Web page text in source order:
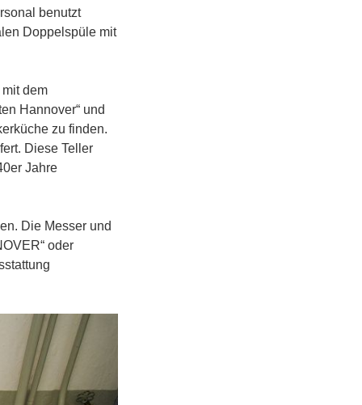
benutzt
Doppelspüle mit
dem
Hannover“ und
zu finden.
Diese Teller
Jahre
Die Messer und
oder